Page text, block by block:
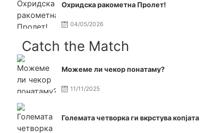
Охридска ракометна Пролет!
04/05/2026
Catch the Match
Можеме ли чекор понатаму?
11/11/2025
Големата четворка ги вкрстува копјата